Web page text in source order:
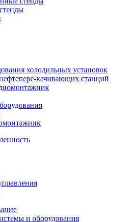
холодильных установок
качивающих станций
и оборудования